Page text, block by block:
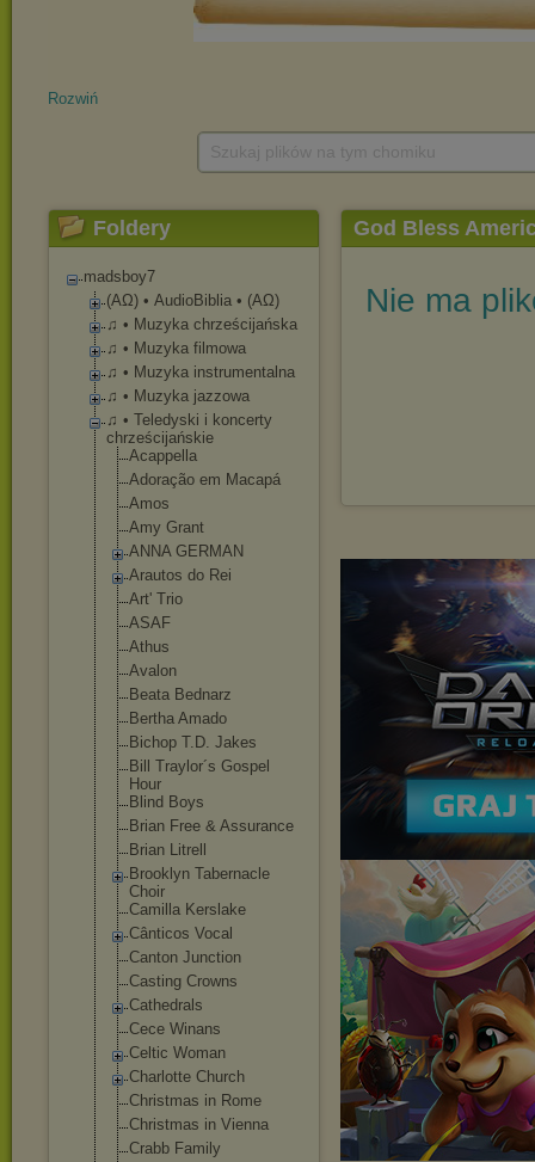
Rozwiń
Foldery
madsboy7
(ΑΩ) • AudioBiblia • (ΑΩ)
♫ • Muzyka chrześcijańska
♫ • Muzyka filmowa
♫ • Muzyka instrumentalna
♫ • Muzyka jazzowa
♫ • Teledyski i koncerty
chrześcijańskie
Acappella
Adoração em Macapá
Amos
Amy Grant
ANNA GERMAN
Arautos do Rei
Art' Trio
ASAF
Athus
Avalon
Beata Bednarz
Bertha Amado
Bichop T.D. Jakes
Bill Traylor´s Gospel
Hour
Blind Boys
Brian Free & Assurance
Brian Litrell
Brooklyn Tabernacle
Choir
Camilla Kerslake
Cânticos Vocal
Canton Junction
Casting Crowns
Cathedrals
Cece Winans
Celtic Woman
Charlotte Church
Christmas in Rome
Christmas in Vienna
Crabb Family
God Bless
Nie ma